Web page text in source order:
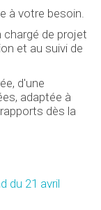
à votre besoin.
chargé de projet
et au suivi de
d'une
adaptée à
dès la
du 21 avril